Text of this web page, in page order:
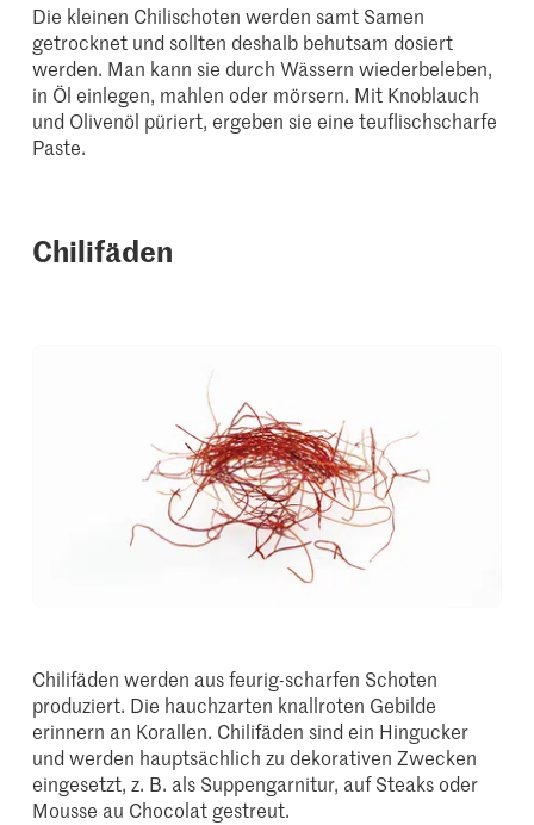
Die kleinen Chilischoten werden samt Samen
getrocknet und sollten deshalb behutsam dosiert
werden. Man kann sie durch Wässern wiederbeleben,
in Öl einlegen, mahlen oder mörsern. Mit Knoblauch
und Olivenöl püriert, ergeben sie eine teuflischscharfe
Paste.
Chilifäden
Chilifäden werden aus feurig-scharfen Schoten
produziert. Die hauchzarten knallroten Gebilde
erinnern an Korallen. Chilifäden sind ein Hingucker
und werden hauptsächlich zu dekorativen Zwecken
eingesetzt, z. B. als Suppengarnitur, auf Steaks oder
Mousse au Chocolat gestreut.